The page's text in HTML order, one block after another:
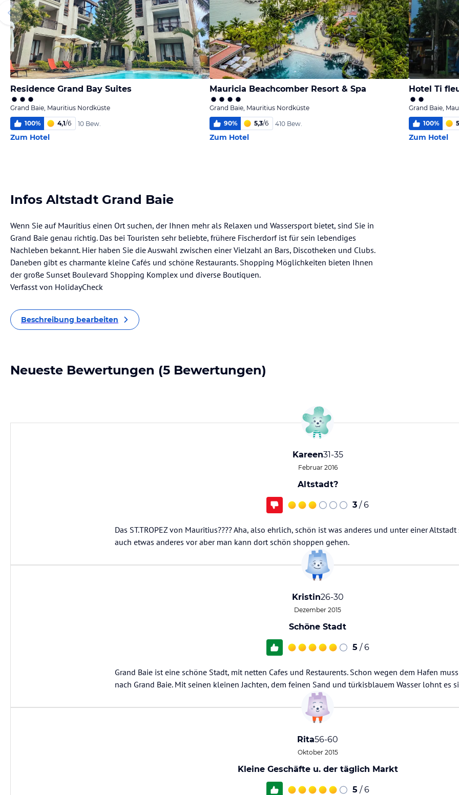
Residence Grand Bay Suites
Grand Baie, Mauritius Nordküste
100% 4,1/6 10 Bew.
Zum Hotel
Mauricia Beachcomber Resort & Spa
Grand Baie, Mauritius Nordküste
90% 5,3/6 410 Bew.
Zum Hotel
Hotel Ti
Grand Baie,
100%
Zum Hotel
Infos Altstadt Grand Baie
Wenn Sie auf Mauritius einen Ort suchen, der Ihnen mehr als Relaxen und Wassersport bietet, sind Sie in
Grand Baie genau richtig. Das bei Touristen sehr beliebte, frühere Fischerdorf ist für sein lebendiges
Nachleben bekannt. Hier haben Sie die Auswahl zwischen einer Vielzahl an Bars, Discotheken und Clubs.
Daneben gibt es charmante kleine Cafés und schöne Restaurants. Shopping Möglichkeiten bieten Ihnen
der große Sunset Boulevard Shopping Komplex und diverse Boutiquen.
Verfasst von HolidayCheck
Beschreibung bearbeiten
Neueste Bewertungen (5 Bewertungen)
Kareen31-35
Februar 2016
Altstadt?
3 / 6
Das ST.TROPEZ von Mauritius???? Aha, also ehrlich, schön ist was anderes und unter einer
auch etwas anderes vor aber man kann dort schön shoppen gehen.
Kristin26-30
Dezember 2015
Schöne Stadt
5 / 6
Grand Baie ist eine schöne Stadt, mit netten Cafes und Restaurents. Schon wegen dem Hafen
nach Grand Baie. Mit seinen kleinen Jachten, dem feinen Sand und türkisblauem Wasser lohnt es
Rita56-60
Oktober 2015
Kleine Geschäfte u. der täglich Markt
5 / 6